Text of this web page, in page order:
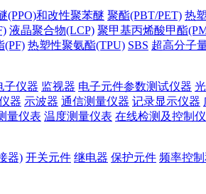
(PPO)和改性聚苯醚 聚酯(PBT/PET) 热
液晶聚合物(LCP) 聚甲基丙烯酸甲酯
(PF) 热塑性聚氨酯(TPU) SBS 超高分子
子仪器 监视器 电子元件参数测试仪器
器 示波器 通信测量仪器 记录显示仪器
量仪表 温度测量仪表 在线检测及控制
器) 开关元件 继电器 保护元件 频率控